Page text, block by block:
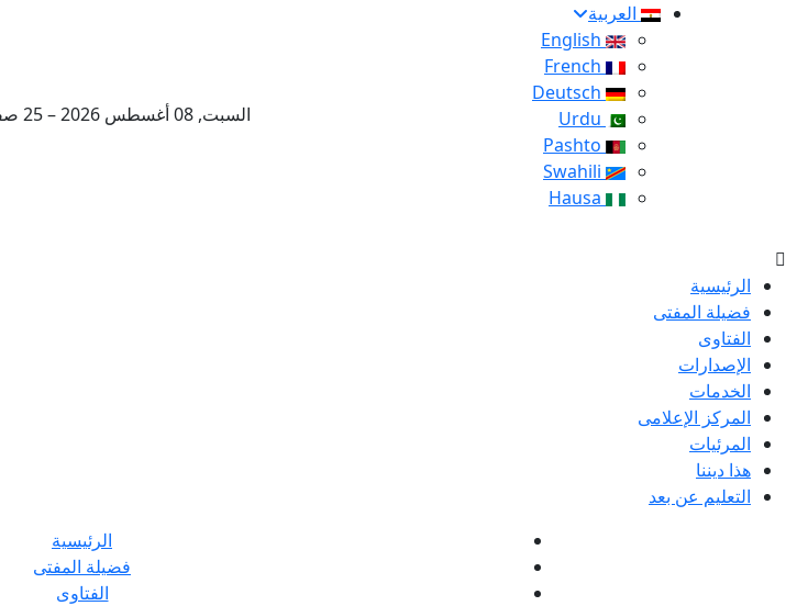
العربية
السبت, 08 أغسطس 2026 – 25 صفر 1448 هـ
الرئيسية
فضيلة المفتى
الفتاوى
الإصدارات
الخدمات
المركز الإعلامى
المرئيات
هذا ديننا
التعليم عن بعد
الرئيسية
فضيلة المفتى
الفتاوى